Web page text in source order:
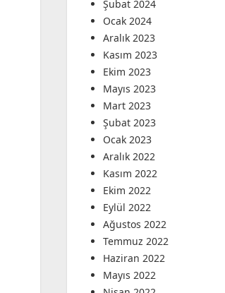
Şubat 2024
Ocak 2024
Aralık 2023
Kasım 2023
Ekim 2023
Mayıs 2023
Mart 2023
Şubat 2023
Ocak 2023
Aralık 2022
Kasım 2022
Ekim 2022
Eylül 2022
Ağustos 2022
Temmuz 2022
Haziran 2022
Mayıs 2022